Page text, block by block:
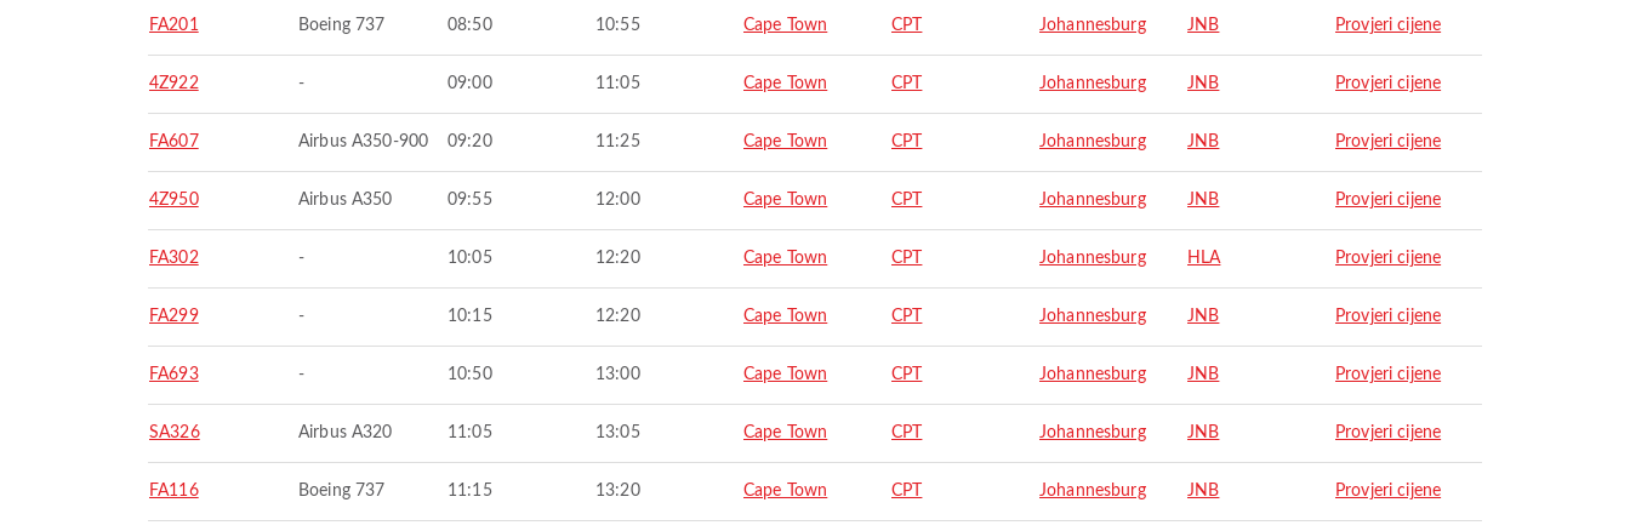
FA201 Boeing 737 08:50 10:55 Cape Town CPT Johannesburg JNB Provjeri cijene
4Z922 - 09:00 11:05 Cape Town CPT Johannesburg JNB Provjeri cijene
FA607 Airbus A350-900 09:20 11:25 Cape Town CPT Johannesburg JNB Provjeri cijene
4Z950 Airbus A350 09:55 12:00 Cape Town CPT Johannesburg JNB Provjeri cijene
FA302 - 10:05 12:20 Cape Town CPT Johannesburg HLA Provjeri cijene
FA299 - 10:15 12:20 Cape Town CPT Johannesburg JNB Provjeri cijene
FA693 - 10:50 13:00 Cape Town CPT Johannesburg JNB Provjeri cijene
SA326 Airbus A320 11:05 13:05 Cape Town CPT Johannesburg JNB Provjeri cijene
FA116 Boeing 737 11:15 13:20 Cape Town CPT Johannesburg JNB Provjeri cijene